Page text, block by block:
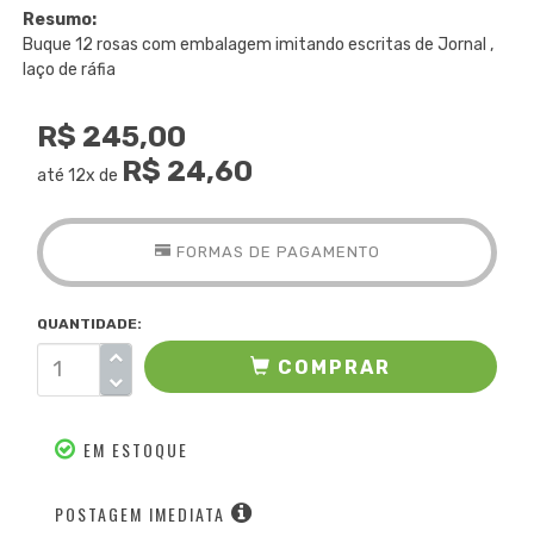
Resumo:
Buque 12 rosas com embalagem imitando escritas de Jornal ,
laço de ráfia
R$ 245,00
até 12x de R$ 24,60
FORMAS DE PAGAMENTO
QUANTIDADE:
COMPRAR
EM ESTOQUE
POSTAGEM IMEDIATA